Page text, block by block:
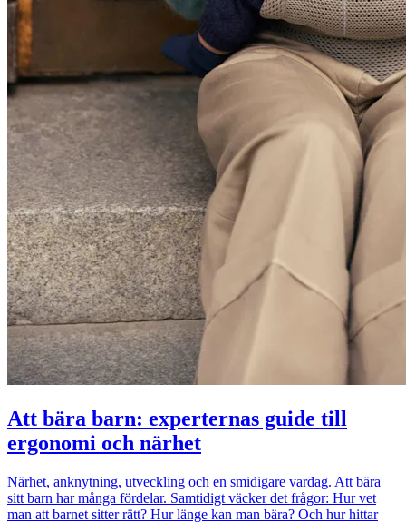
Att bära barn: experternas guide till
ergonomi och närhet
Närhet, anknytning, utveckling och en smidigare vardag. Att bära
sitt barn har många fördelar. Samtidigt väcker det frågor: Hur vet
man att barnet sitter rätt? Hur länge kan man bära? Och hur hittar